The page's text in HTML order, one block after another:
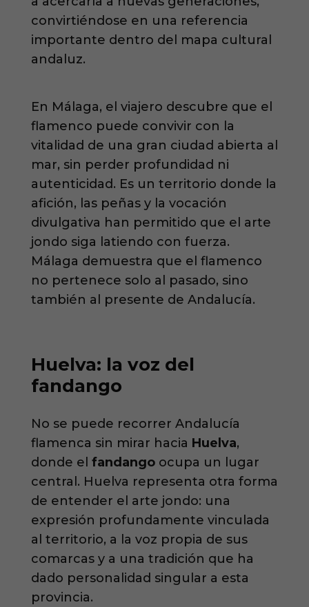
convirtiéndose en una referencia
importante dentro del mapa cultural
andaluz.
En Málaga, el viajero descubre que el
flamenco puede convivir con la
vitalidad de una gran ciudad abierta al
mar, sin perder profundidad ni
autenticidad. Es un territorio donde la
afición, las peñas y la vocación
divulgativa han permitido que el arte
jondo siga latiendo con fuerza.
Málaga demuestra que el flamenco
no pertenece solo al pasado, sino
también al presente de Andalucía.
Huelva: la voz del
fandango
No se puede recorrer Andalucía
flamenca sin mirar hacia Huelva,
donde el fandangoocupa un lugar
central. Huelva representa otra forma
de entender el arte jondo: una
expresión profundamente vinculada
al territorio, a la voz propia de sus
comarcas y a una tradición que ha
dado personalidad singular a esta
provincia.